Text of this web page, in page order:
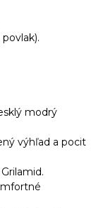
modrý
výhľad a pocit